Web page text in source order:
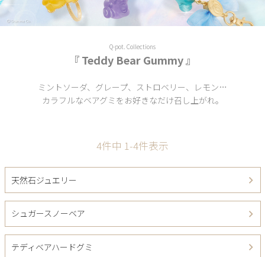
Q-pot. Collections
『 Teddy Bear Gummy 』
ミントソーダ、グレープ、ストロベリー、レモン…
カラフルなベアグミをお好きなだけ召し上がれ。
4件中 1-4件表示
天然石ジュエリー
シュガースノーベア
テディベアハードグミ